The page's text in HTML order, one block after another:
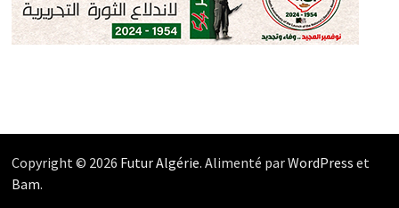
Copyright © 2026 Futur Algérie. Alimenté parWordPress et
Bam.